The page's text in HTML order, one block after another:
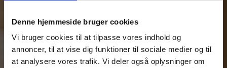
Denne hjemmeside bruger cookies
Vi bruger cookies til at tilpasse vores indhold og
annoncer, til at vise dig funktioner til sociale medier og til
at analysere vores trafik. Vi deler også oplysninger om